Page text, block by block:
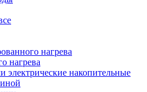
нагрева
нагрева
электрические накопительные